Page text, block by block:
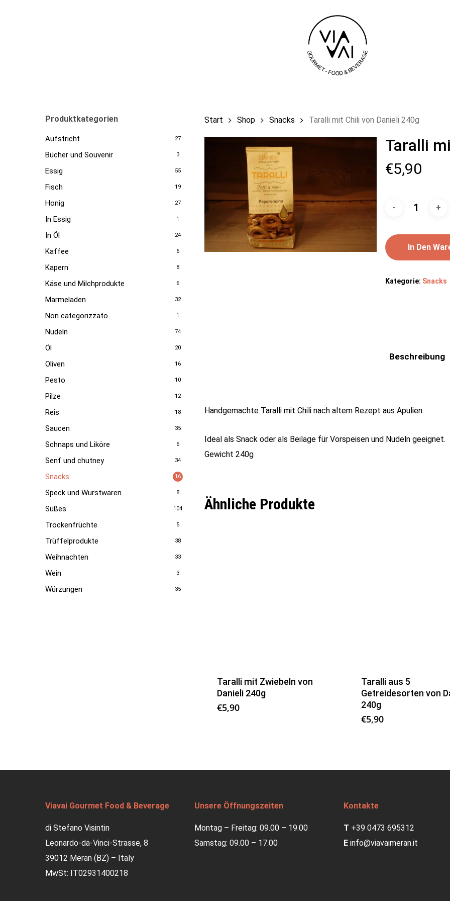
Produktkategorien
Aufstricht 27
Bücher und Souvenir 3
Essig 55
Fisch 19
Honig 27
In Essig 1
In Öl 24
Kaffee 6
Kapern 8
Käse und Milchprodukte 6
Marmeladen 32
Non categorizzato 1
Nudeln 74
Öl 20
Oliven 16
Pesto 10
Pilze 12
Reis 18
Saucen 35
Schnaps und Liköre 6
Senf und chutney 34
Snacks 16
Speck und Wurstwaren 8
Süßes 104
Trockenfrüchte 5
Trüffelprodukte 38
Weihnachten 33
Wein 3
Würzungen 35
Start Shop Snacks Taralli mit Chili von Danieli 240g
Taralli
€5,90
In Den
Kategorie: Snacks
Beschreibung
Handgemachte Taralli mit Chili nach altem Rezept aus Apulien.
Ideal als Snack oder als Beilage für Vorspeisen und Nudeln geeignet.
Gewicht 240g
Ähnliche Produkte
Taralli mit Zwiebeln von
Danieli 240g
€5,90
Taralli aus 5
Getreidesorten von
240g
€5,90
Viavai Gourmet Food & Beverage
di Stefano Visintin
Leonardo-da-Vinci-Strasse, 8
39012 Meran (BZ) – Italy
MwSt: IT02931400218
Unsere Öffnungszeiten
Montag – Freitag: 09.00 – 19.00
Samstag: 09.00 – 17.00
Kontakte
T +39 0473 695312
E info@viavaimeran.it